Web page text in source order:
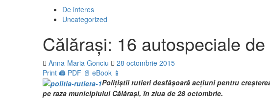
De interes
Uncategorized
Călărași: 16 autospeciale
Anna-Maria Gonciu
28 octombrie 2015
Print 🖨 PDF 📄 eBook 📱
Poliţiştii rutieri desfăşoară acţiuni pentru
pe raza municipiului Călăraşi, în ziua de 28 octombrie.